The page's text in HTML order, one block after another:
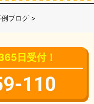
ブログ
日受付！
110